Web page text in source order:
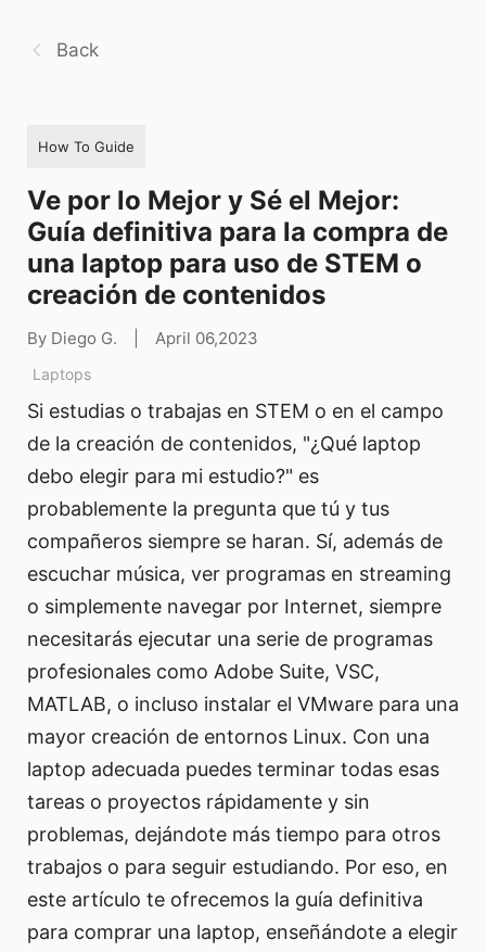
Back
How To Guide
Ve por lo Mejor y Sé el Mejor:
Guía definitiva para la compra de
una laptop para uso de STEM o
creación de contenidos
By Diego G. April 06,2023
Laptops
Si estudias o trabajas en STEM o en el campo
de la creación de contenidos, "¿Qué laptop
debo elegir para mi estudio?" es
probablemente la pregunta que tú y tus
compañeros siempre se haran. Sí, además de
escuchar música, ver programas en streaming
o simplemente navegar por Internet, siempre
necesitarás ejecutar una serie de programas
profesionales como Adobe Suite, VSC,
MATLAB, o incluso instalar el VMware para una
mayor creación de entornos Linux. Con una
laptop adecuada puedes terminar todas esas
tareas o proyectos rápidamente y sin
problemas, dejándote más tiempo para otros
trabajos o para seguir estudiando. Por eso, en
este artículo te ofrecemos la guía definitiva
para comprar una laptop, enseñándote a elegir